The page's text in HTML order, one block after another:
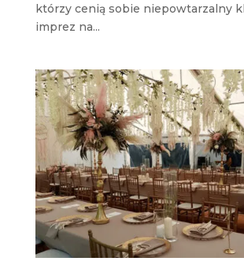
którzy cenią sobie niepowtarzalny
imprez na...